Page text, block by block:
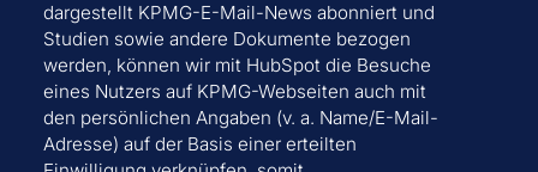
dargestellt KPMG-E-Mail-News abonniert und
Studien sowie andere Dokumente bezogen
werden, können wir mit HubSpot die Besuche
eines Nutzers auf KPMG-Webseiten auch mit
den persönlichen Angaben (v. a. Name/E-Mail-
Adresse) auf der Basis einer erteilten